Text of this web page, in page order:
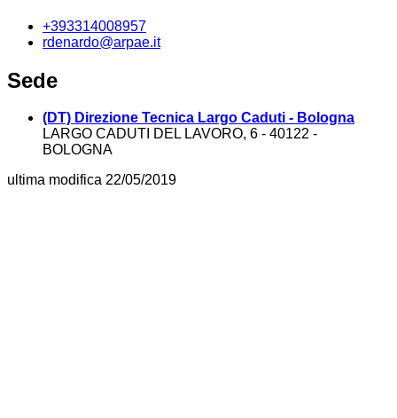
+393314008957
rdenardo@arpae.it
Sede
(DT) Direzione Tecnica Largo Caduti - Bologna
LARGO CADUTI DEL LAVORO, 6 - 40122 -
BOLOGNA
ultima modifica 22/05/2019